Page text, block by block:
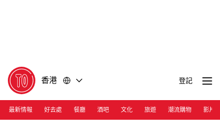
香港 登記
最新情報 好去處 餐廳 酒吧 文化 旅遊 潮流購物 影片
Photograph: Courtesy Uncle Ming's